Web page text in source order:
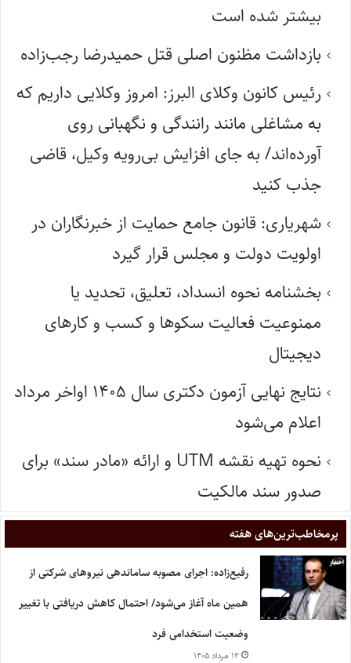
بیشتر شده است
بازداشت مظنون اصلی قتل حمیدرضا رجب‌زاده
رئیس کانون وکلای البرز: امروز وکلایی داریم که
به مشاغلی مانند رانندگی و نگهبانی روی
آورده‌اند/ به جای افزایش بی‌رویه وکیل، قاضی
جذب کنید
شهریاری: قانون جامع حمایت از خبرنگاران در
اولویت دولت و مجلس قرار گیرد
بخشنامه نحوه انسداد، تعلیق، تحدید یا
ممنوعیت فعالیت سکوها و کسب و کارهای
دیجیتال
نتایج نهایی آزمون دکتری سال ۱۴۰۵ اواخر مرداد
اعلام می‌شود
نحوه تهیه نقشه UTM و ارائه «مادر سند» برای
صدور سند مالکیت
پر‌مخاطب‌ترین‌های هفته
رفیع‌زاده: اجرای مصوبه ساماندهی نیروهای شرکتی از
همین ماه آغاز می‌شود/ احتمال کاهش دریافتی با تغییر
وضعیت استخدامی فرد
۱۲ مرداد ۱۴۰۵